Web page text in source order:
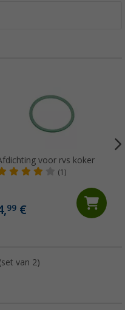
voor rvs koker
(1)
99€
van 2)